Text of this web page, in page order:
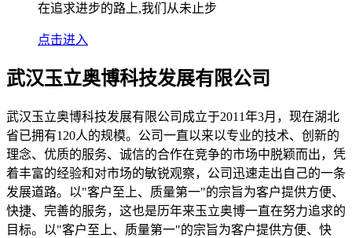
在追求进步的路上,我们从未止步
点击进入
武汉玉立奥博科技发展有限公司
武汉玉立奥博科技发展有限公司成立于2011年3月，现在湖北
省已拥有120人的规模。公司一直以来以专业的技术、创新的
理念、优质的服务、诚信的合作在竞争的市场中脱颖而出，凭
着丰富的经验和对市场的敏锐观察，公司迅速走出自己的一条
发展道路。以"客户至上、质量第一"的宗旨为客户提供方便、
快捷、完善的服务，这也是历年来玉立奥博一直在努力追求的
目标。以"客户至上、质量第一"的宗旨为客户提供方便、快